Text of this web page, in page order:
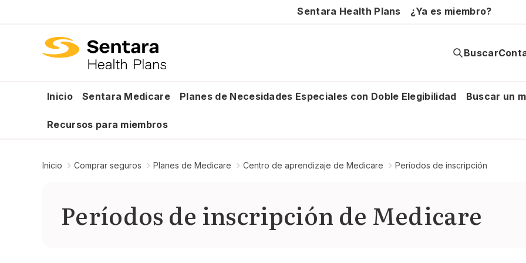
Sentara Health Plans ¿Ya es miembro?
Buscar
Inicio Sentara Medicare Planes de Necesidades Especiales con Doble Elegibilidad Buscar un
Recursos para miembros
Inicio Comprar seguros Planes de Medicare Centro de aprendizaje de Medicare Períodos de inscripción
Períodos de inscripción de Medicare